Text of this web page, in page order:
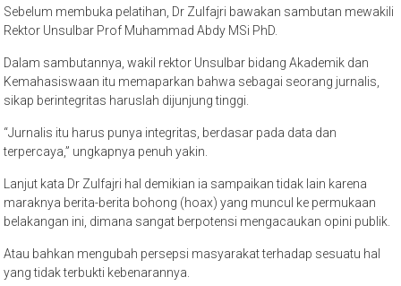
Sebelum membuka pelatihan, Dr Zulfajri bawakan sambutan mewakili
Rektor Unsulbar Prof Muhammad Abdy MSi PhD.
Dalam sambutannya, wakil rektor Unsulbar bidang Akademik dan
Kemahasiswaan itu memaparkan bahwa sebagai seorang jurnalis,
sikap berintegritas haruslah dijunjung tinggi.
“Jurnalis itu harus punya integritas, berdasar pada data dan
terpercaya,” ungkapnya penuh yakin.
Lanjut kata Dr Zulfajri hal demikian ia sampaikan tidak lain karena
maraknya berita-berita bohong (hoax) yang muncul ke permukaan
belakangan ini, dimana sangat berpotensi mengacaukan opini publik.
Atau bahkan mengubah persepsi masyarakat terhadap sesuatu hal
yang tidak terbukti kebenarannya.